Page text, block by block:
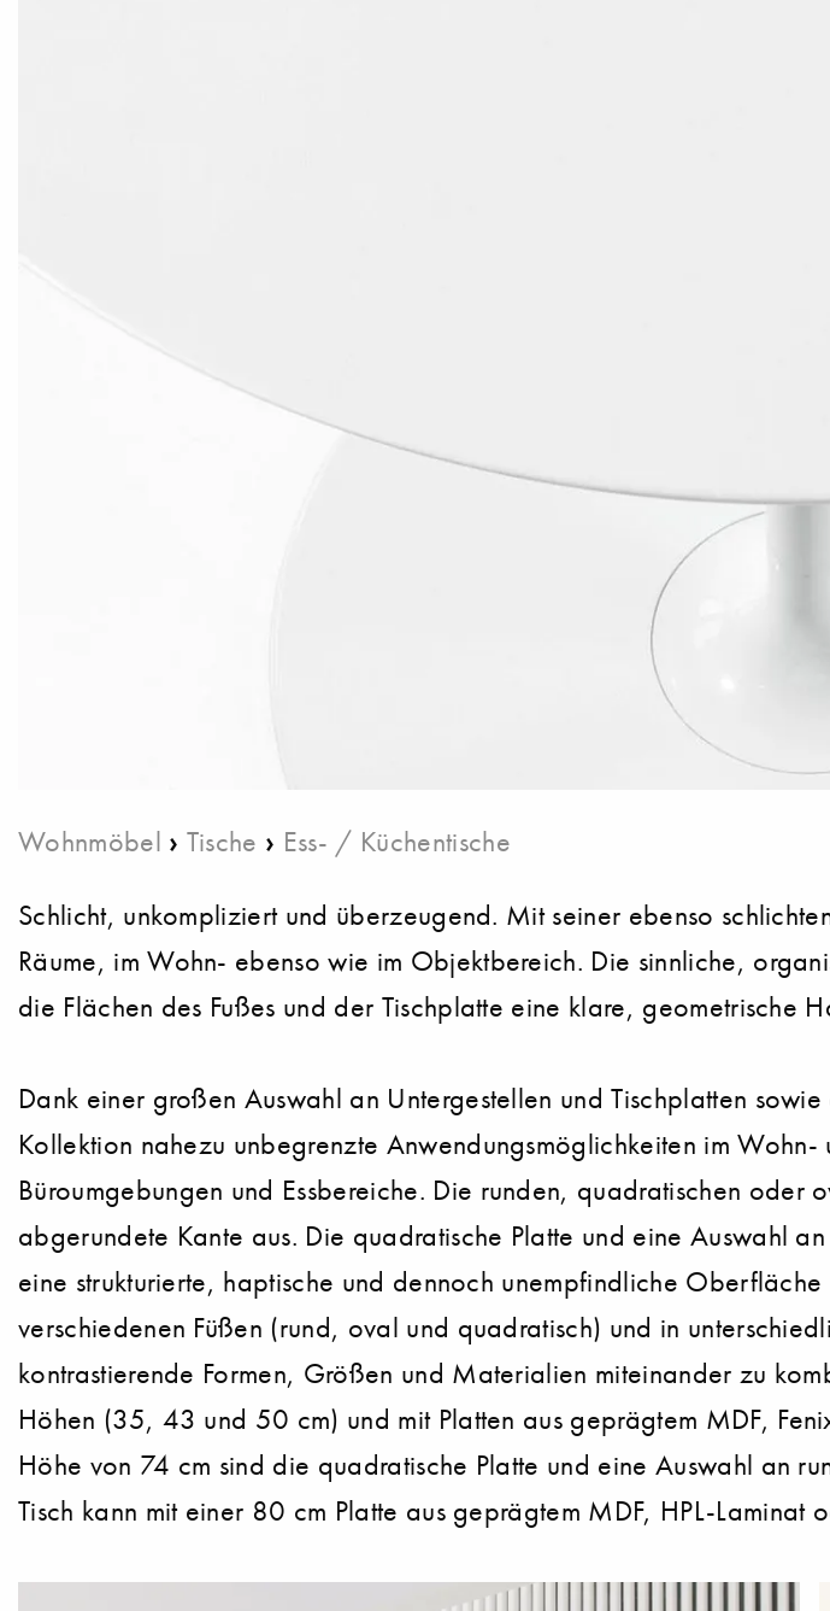
Wohnmöbel › Tische › Ess- / Küchentische
Schlicht, unkompliziert und überzeugend. Mit seiner ebenso
Räume, im Wohn- ebenso wie im Objektbereich. Die sinnliche,
die Flächen des Fußes und der Tischplatte eine klare, geometrische
Dank einer großen Auswahl an Untergestellen und Tischplatten
Kollektion nahezu unbegrenzte Anwendungsmöglichkeiten im
Büroumgebungen und Essbereiche. Die runden, quadratischen oder
abgerundete Kante aus. Die quadratische Platte und eine Auswahl
eine strukturierte, haptische und dennoch unempfindliche
verschiedenen Füßen (rund, oval und quadratisch) und in
kontrastierende Formen, Größen und Materialien miteinander zu
Höhen (35, 43 und 50 cm) und mit Platten aus geprägtem MDF,
Höhe von 74 cm sind die quadratische Platte und eine Auswahl an
Tisch kann mit einer 80 cm Platte aus geprägtem MDF, HPL-